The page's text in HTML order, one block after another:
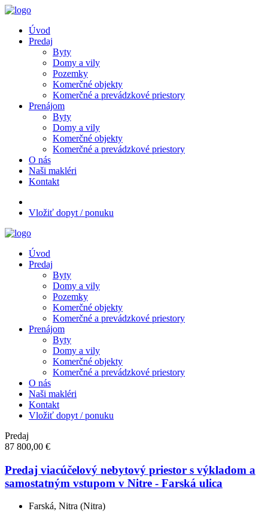
Úvod
Predaj
Byty
Domy a vily
Pozemky
Komerčné objekty
Komerčné a prevádzkové priestory
Prenájom
Byty
Domy a vily
Komerčné objekty
Komerčné a prevádzkové priestory
O nás
Naši makléri
Kontakt
Vložiť dopyt / ponuku
Úvod
Predaj
Byty
Domy a vily
Pozemky
Komerčné objekty
Komerčné a prevádzkové priestory
Prenájom
Byty
Domy a vily
Komerčné objekty
Komerčné a prevádzkové priestory
O nás
Naši makléri
Kontakt
Vložiť dopyt / ponuku
Predaj
87 800,00 €
Predaj viacúčelový nebytový priestor s výkladom a
samostatným vstupom v Nitre - Farská ulica
Farská, Nitra (Nitra)